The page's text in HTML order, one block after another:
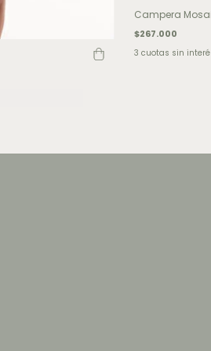
Campera
$267.000
3 cuotas sin